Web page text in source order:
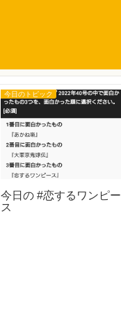
今日のトピック
今日の #恋するワンピー
ス